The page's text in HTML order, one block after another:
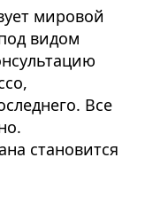
мировой
видом
Все
становится